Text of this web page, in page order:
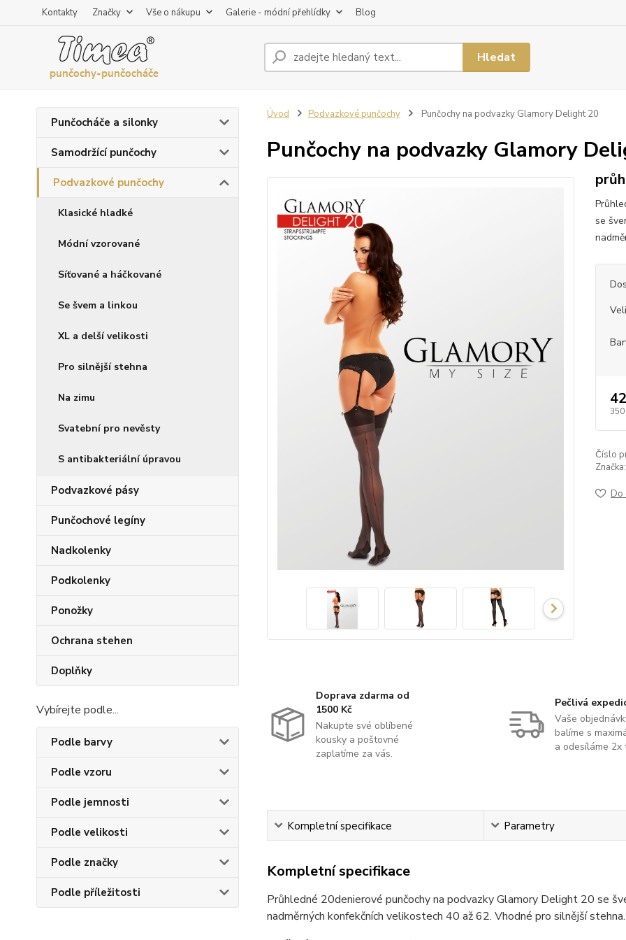
Kontakty Značky Vše o nákupu Galerie - módní přehlídky Blog
Hledat
Punčocháče a silonky
Samodržící punčochy
Podvazkové punčochy
Klasické hladké
Módní vzorované
Síťované a háčkované
Se švem a linkou
XL a delší velikosti
Pro silnější stehna
Na zimu
Svatební pro nevěsty
S antibakteriální úpravou
Podvazkové pásy
Punčochové legíny
Nadkolenky
Podkolenky
Ponožky
Ochrana stehen
Doplňky
Vybírejte podle...
Podle barvy
Podle vzoru
Podle jemnosti
Podle velikosti
Podle značky
Podle příležitosti
Úvod Podvazkové punčochy Punčochy na podvazky Glamory Delight 20
Punčochy na podvazky Glamory
se
350
Číslo
Značka:
Do
Doprava zdarma od
1500 Kč
Nakupte své oblíbené
kousky a poštovné
zaplatíme za vás.
Pečlivá
Vaše
balíme s
a odesíláme 2x
Kompletní specifikace Parametry
Kompletní specifikace
Průhledné 20denierové punčochy na podvazky Glamory Delight 20 se
nadměrných konfekčních velikostech 40 až 62. Vhodné pro silnější stehna.